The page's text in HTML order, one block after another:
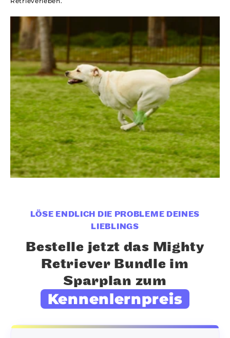
LÖSE ENDLICH DIE PROBLEME DEINES
LIEBLINGS
Bestelle jetzt das Mighty
Retriever Bundle im
Sparplan zum
Kennenlernpreis